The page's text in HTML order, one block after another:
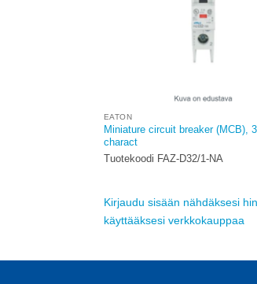
EATON
Miniature circuit breaker (MCB),
charact
Tuotekoodi FAZ-D32/1-NA
Kirjaudu sisään nähdäksesi
käyttääksesi verkkokauppaa